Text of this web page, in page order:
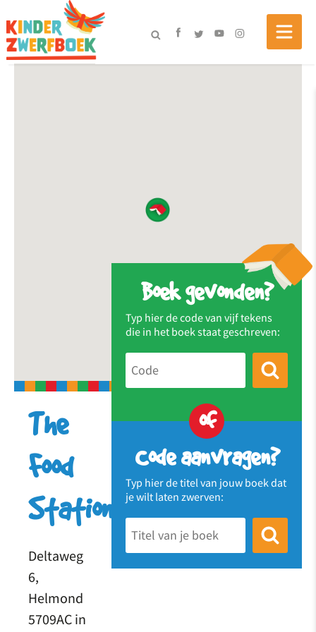
Boek gevonden?
Typ hier de code van vijf tekens
die in het boek staat geschreven:
of
Code aanvragen?
Typ hier de titel van jouw boek dat
je wilt laten zwerven:
The
Food
Station
Deltaweg
6,
Helmond
5709AC in